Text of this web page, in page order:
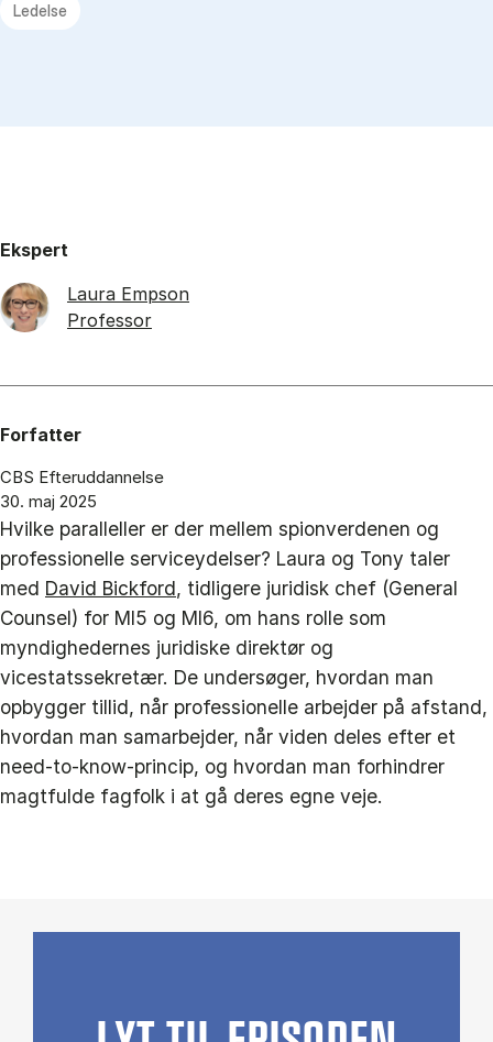
Ledelse
Ekspert
Laura Empson
Professor
Forfatter
CBS Efteruddannelse
30. maj 2025
Hvilke paralleller er der mellem spionverdenen og
professionelle serviceydelser? Laura og Tony taler
med David Bickford, tidligere juridisk chef (General
Counsel) for MI5 og MI6, om hans rolle som
myndighedernes juridiske direktør og
vicestatssekretær. De undersøger, hvordan man
opbygger tillid, når professionelle arbejder på afstand,
hvordan man samarbejder, når viden deles efter et
need-to-know-princip, og hvordan man forhindrer
magtfulde fagfolk i at gå deres egne veje.